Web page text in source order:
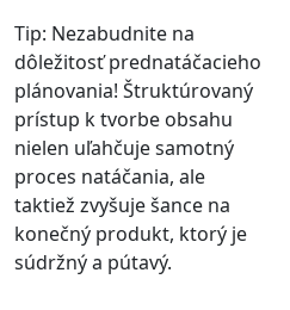
Tip: Nezabudnite na
dôležitosť prednatáčacieho
plánovania! Štruktúrovaný
prístup k tvorbe obsahu
nielen uľahčuje samotný
proces natáčania, ale
taktiež zvyšuje šance na
konečný produkt, ktorý je
súdržný a pútavý.